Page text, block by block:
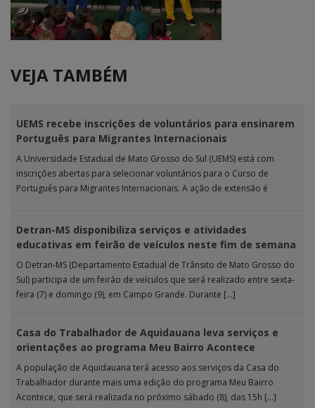
VEJA TAMBÉM
UEMS recebe inscrições de voluntários para ensinarem
Português para Migrantes Internacionais
A Universidade Estadual de Mato Grosso do Sul (UEMS) está com
inscrições abertas para selecionar voluntários para o Curso de
Português para Migrantes Internacionais. A ação de extensão é
Detran-MS disponibiliza serviços e atividades
educativas em feirão de veículos neste fim de semana
O Detran-MS (Departamento Estadual de Trânsito de Mato Grosso do
Sul) participa de um feirão de veículos que será realizado entre sexta-
feira (7) e domingo (9), em Campo Grande. Durante […]
Casa do Trabalhador de Aquidauana leva serviços e
orientações ao programa Meu Bairro Acontece
A população de Aquidauana terá acesso aos serviços da Casa do
Trabalhador durante mais uma edição do programa Meu Bairro
Acontece, que será realizada no próximo sábado (8), das 15h […]